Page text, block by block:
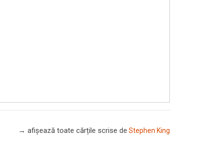
→ afișează toate cărțile scrise de Stephen King